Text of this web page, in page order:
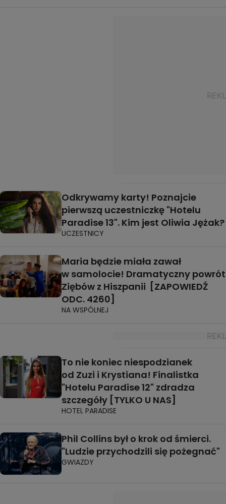
Odkrywamy karty! Poznajcie
pierwszą uczestniczkę "Hotelu
Paradise 13". Kim jest Oliwia Jężak?
UCZESTNICY
Maria będzie miała zawał
w samolocie! Dramatyczny powrót
Ziębów z Hiszpanii [ZAPOWIEDŹ
ODC. 4260]
NA WSPÓLNEJ
To nie koniec niespodzianek
od Zuzi i Krystiana! Finalistka
"Hotelu Paradise 12" zdradza
szczegóły [TYLKO U NAS]
HOTEL PARADISE
Phil Collins był o krok od śmierci.
"Ludzie przychodzili się pożegnać"
GWIAZDY